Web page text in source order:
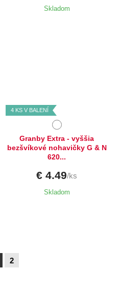
Skladom
4 KS V BALENÍ
Granby Extra - vyššia
bezšvíkové nohavičky G & N
620...
€ 4.49/ks
Skladom
2